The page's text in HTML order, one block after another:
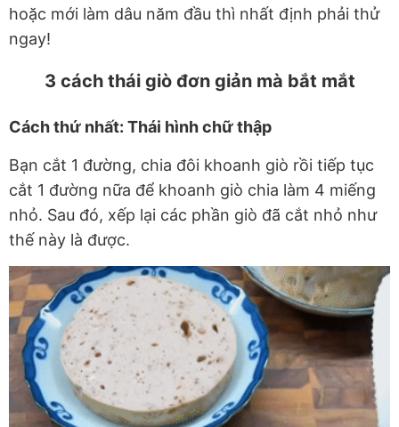
hoặc mới làm dâu năm đầu thì nhất định phải thử
ngay!
3 cách thái giò đơn giản mà bắt mắt
Cách thứ nhất: Thái hình chữ thập
Bạn cắt 1 đường, chia đôi khoanh giò rồi tiếp tục
cắt 1 đường nữa để khoanh giò chia làm 4 miếng
nhỏ. Sau đó, xếp lại các phần giò đã cắt nhỏ như
thế này là được.